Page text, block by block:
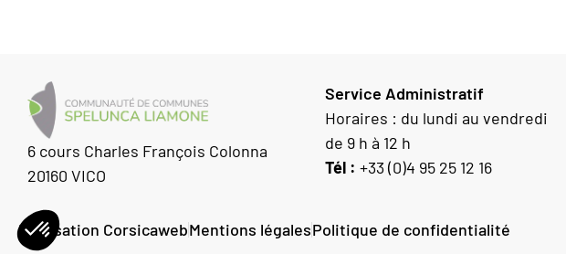
6 cours Charles François Colonna
20160 VICO
Service Administratif
Horaires : du lundi au vendredi
de 9 h à 12 h
Tél : +33 (0)4 95 25 12 16
Réalisation CorsicawebMentions légalesPolitique de confidentialité